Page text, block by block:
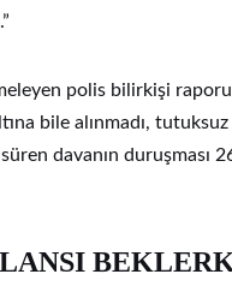
polis bilirkişi
bile alınmadı, tutuksuz
davanın duruşması